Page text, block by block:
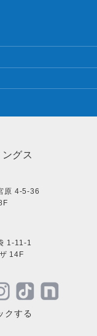
グス
原 4-5-36
1-11-1
14F
クする